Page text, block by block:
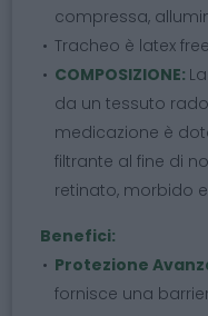
compressa,
Tracheo è latex
COMPOSIZIONE:
da un tessuto
medicazione è
filtrante al fine di
retinato, morbido
Benefici:
Protezione
fornisce una